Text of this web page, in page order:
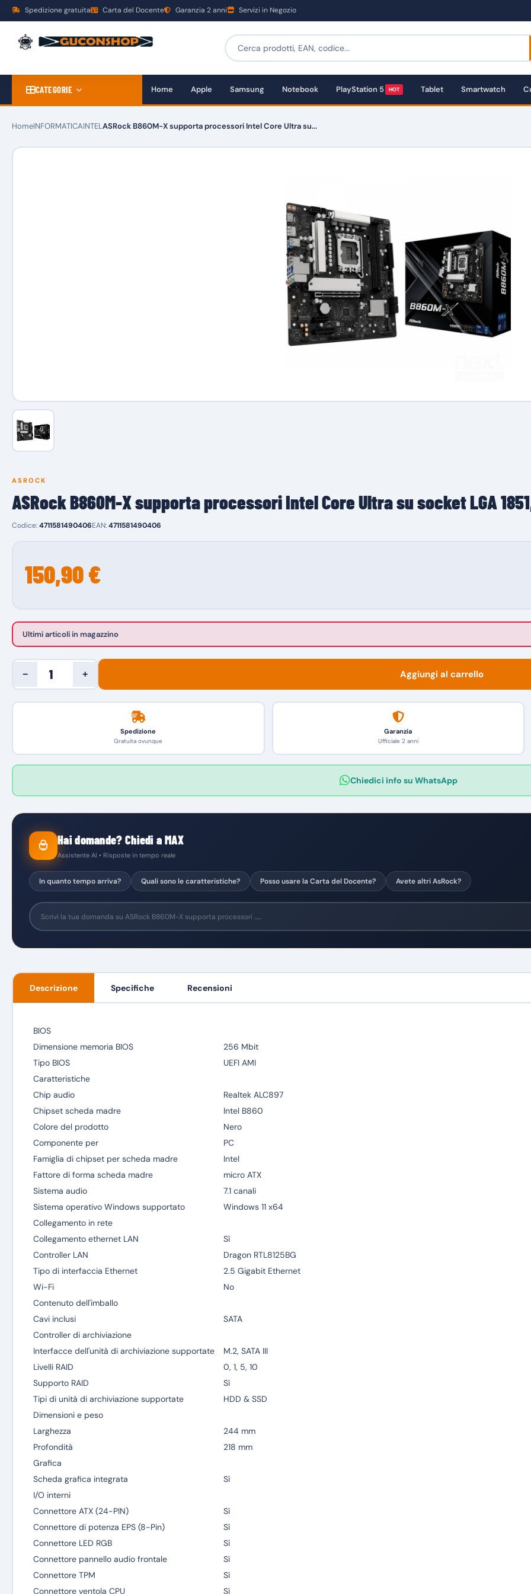
Spedizione gratuita Carta del Docente Garanzia 2 anni Servizi in Negozio
CATEGORIE Home Apple Samsung Notebook PlayStation 5 HOT Tablet Smartwatch
HomeINFORMATICAINTELASRock B860M-X supporta processori Intel Core Ultra su...
ASROCK
ASRock B860M-X supporta processori Intel Core Ultra su socket LGA
Codice:4711581490406EAN:4711581490406
150,90 €
Ultimi articoli in magazzino
− + Aggiungi al carrello
Spedizione
Gratuita ovunque
Garanzia
Ufficiale 2 anni
Chiedici info su WhatsApp
Hai domande? Chiedi a MAX
Assistente AI • Risposte in tempo reale
In quanto tempo arriva? Quali sono le caratteristiche? Posso usare la Carta del Docente? Avete altri AsRock?
Descrizione Specifiche Recensioni
BIOS
Dimensione memoria BIOS
256 Mbit
Tipo BIOS
UEFI AMI
Caratteristiche
Chip audio
Realtek ALC897
Chipset scheda madre
Intel B860
Colore del prodotto
Nero
Componente per
PC
Famiglia di chipset per scheda madre
Intel
Fattore di forma scheda madre
micro ATX
Sistema audio
7.1 canali
Sistema operativo Windows supportato
Windows 11 x64
Collegamento in rete
Collegamento ethernet LAN
Sì
Controller LAN
Dragon RTL8125BG
Tipo di interfaccia Ethernet
2.5 Gigabit Ethernet
Wi-Fi
No
Contenuto dell'imballo
Cavi inclusi
SATA
Controller di archiviazione
Interfacce dell'unità di archiviazione supportate
M.2, SATA III
Livelli RAID
0, 1, 5, 10
Supporto RAID
Sì
Tipi di unità di archiviazione supportate
HDD & SSD
Dimensioni e peso
Larghezza
244 mm
Profondità
218 mm
Grafica
Scheda grafica integrata
Sì
I/O interni
Connettore ATX (24-PIN)
Sì
Connettore di potenza EPS (8-Pin)
Sì
Connettore LED RGB
Sì
Connettore pannello audio frontale
Sì
Connettore TPM
Sì
Connettore ventola CPU
Sì